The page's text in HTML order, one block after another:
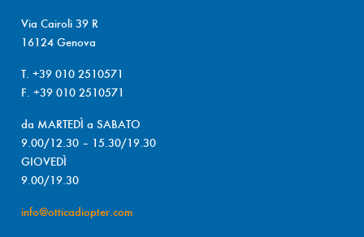
Via Cairoli 39 R
16124 Genova
T. +39 010 2510571
F. +39 010 2510571
da MARTEDÌ a SABATO
9.00/12.30 – 15.30/19.30
GIOVEDÌ
9.00/19.30
info@otticadiopter.com